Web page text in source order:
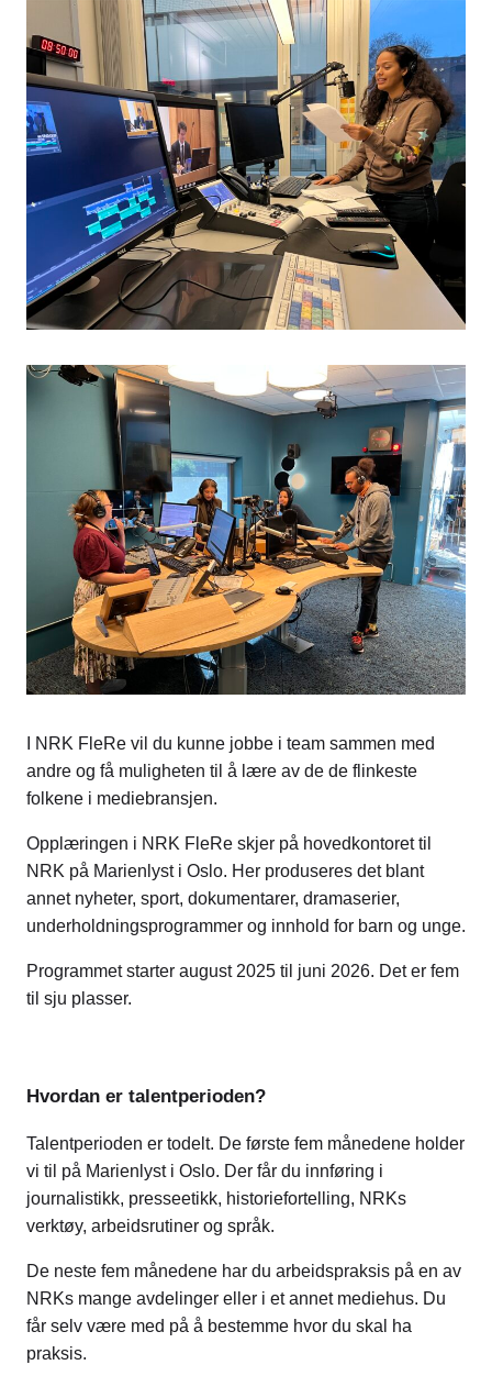
I NRK FleRe vil du kunne jobbe i team sammen med
andre og få muligheten til å lære av de de flinkeste
folkene i mediebransjen.
Opplæringen i NRK FleRe skjer på hovedkontoret til
NRK på Marienlyst i Oslo. Her produseres det blant
annet nyheter, sport, dokumentarer, dramaserier,
underholdningsprogrammer og innhold for barn og unge.
Programmet starter august 2025 til juni 2026. Det er fem
til sju plasser.
Hvordan er talentperioden?
Talentperioden er todelt. De første fem månedene holder
vi til på Marienlyst i Oslo. Der får du innføring i
journalistikk, presseetikk, historiefortelling, NRKs
verktøy, arbeidsrutiner og språk.
De neste fem månedene har du arbeidspraksis på en av
NRKs mange avdelinger eller i et annet mediehus. Du
får selv være med på å bestemme hvor du skal ha
praksis.